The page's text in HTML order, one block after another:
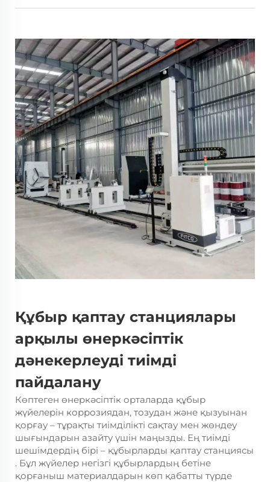
Құбыр қаптау станциялары
арқылы өнеркәсіптік
дәнекерлеуді тиімді
пайдалану
Көптеген өнеркәсіптік орталарда құбыр
жүйелерін коррозиядан, тозудан және қызуынан
қорғау – тұрақты тиімділікті сақтау мен жөндеу
шығындарын азайту үшін маңызды. Ең тиімді
шешімдердің бірі – құбырларды қаптау станциясы
. Бұл жүйелер негізгі құбырлардың бетіне
қорғаныш материалдарын көп қабатты түрде